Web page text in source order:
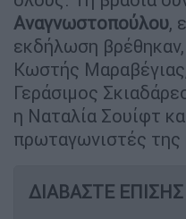
Αναγνωστοπούλου,
εκδήλωση
Κωστής
Γεράσιμος
η Ναταλία Σουίφτ
πρωταγωνιστές της
ΔΙΑΒΑΣΤΕ ΕΠΙΣΗΣ